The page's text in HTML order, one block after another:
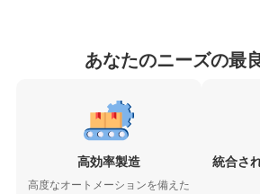
あなたのニーズの最
高効率製造
高度なオートメーションを備えた
統合さ